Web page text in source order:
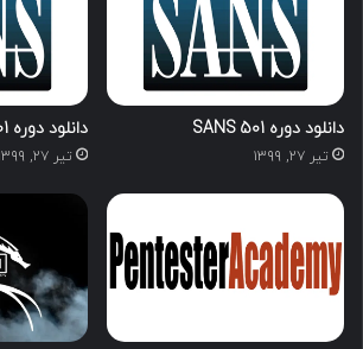
دانلود دوره SANS 501
تیر ۲۷, ۱۳۹۹
دانلود دوره SANS 401
تیر ۲۷, ۱۳۹۹